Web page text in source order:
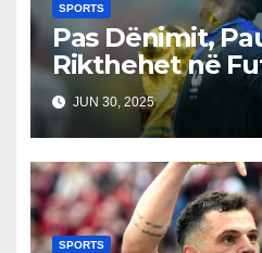
SPORTS
Pas Dënimit,
Rikthehet në
Monaco-n
JUN 30, 2025
SPORTS